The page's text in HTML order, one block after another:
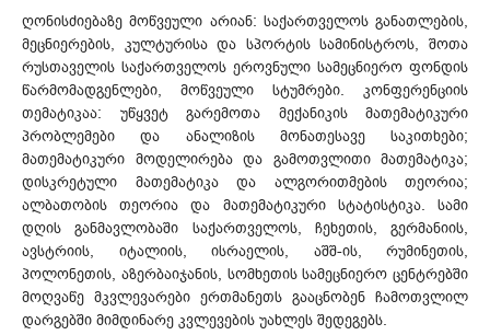
ღონისძიებაზე მოწვეული არიან: საქართველოს განათლების,
მეცნიერების, კულტურისა და სპორტის სამინისტროს, შოთა
რუსთაველის საქართველოს ეროვნული სამეცნიერო ფონდის
წარმომადგენლები, მოწვეული სტუმრები. კონფერენციის
თემატიკაა: უწყვეტ გარემოთა მექანიკის მათემატიკური
პრობლემები და ანალიზის მონათესავე საკითხები;
მათემატიკური მოდელირება და გამოთვლითი მათემატიკა;
დისკრეტული მათემატიკა და ალგორითმების თეორია;
ალბათობის თეორია და მათემატიკური სტატისტიკა. სამი
დღის განმავლობაში საქართველოს, ჩეხეთის, გერმანიის,
ავსტრიის, იტალიის, ისრაელის, აშშ-ის, რუმინეთის,
პოლონეთის, აზერბაიჯანის, სომხეთის სამეცნიერო ცენტრებში
მოღვაწე მკვლევარები ერთმანეთს გააცნობენ ჩამოთვლილ
დარგებში მიმდინარე კვლევების უახლეს შედეგებს.